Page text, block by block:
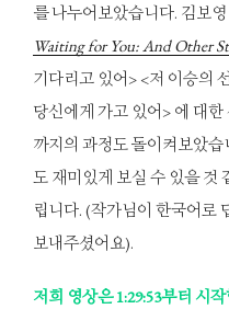
를 나누어보았습니다. 김보
Waiting for You: And Other
기다리고 있어> <저 이승의
당신에게 가고 있어> 에 대
까지의 과정도 돌이켜보았
도 재미있게 보실 수 있을 것
립니다. (작가님이 한국어로
보내주셨어요).
저희 영상은 1:29:53부터 시